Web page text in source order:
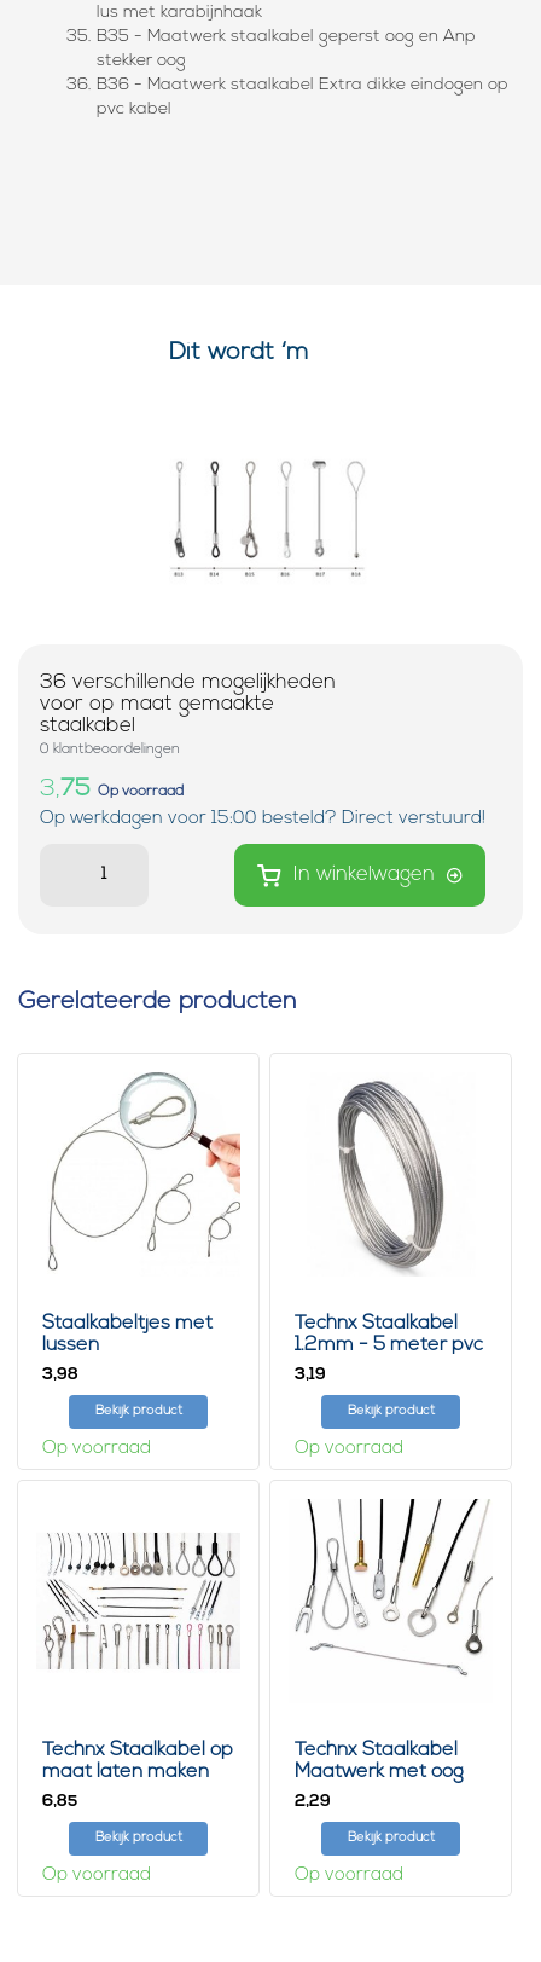
lus met karabijnhaak
B35 - Maatwerk staalkabel geperst oog en Anp
stekker oog
B36 - Maatwerk staalkabel Extra dikke eindogen op
pvc kabel
Dit wordt ‘m
36 verschillende mogelijkheden
voor op maat gemaakte
staalkabel
0 klantbeoordelingen
3,75 Op voorraad
Op werkdagen voor 15:00 besteld? Direct verstuurd!
In winkelwagen
Gerelateerde producten
Staalkabeltjes met
lussen
3,98
Bekijk product
Op voorraad
Technx Staalkabel
1.2mm - 5 meter pvc
3,19
Bekijk product
Op voorraad
Technx Staalkabel op
maat laten maken
6,85
Bekijk product
Op voorraad
Technx Staalkabel
Maatwerk met oog
2,29
Bekijk product
Op voorraad